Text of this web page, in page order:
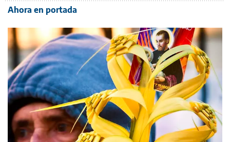
Ahora en portada